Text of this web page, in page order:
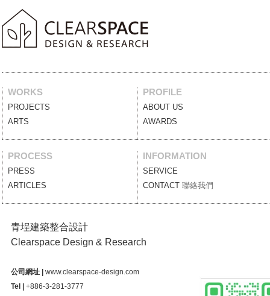
WORKS
PROJECTS
ARTS
PROFILE
ABOUT US
AWARDS
PROCESS
PRESS
ARTICLES
INFORMATION
SERVICE
CONTACT 聯絡我們
青埕建築整合設計
Clearspace Design & Research
公司網址 | www.clearspace-design.com
Tel |
+886-3-281-3777